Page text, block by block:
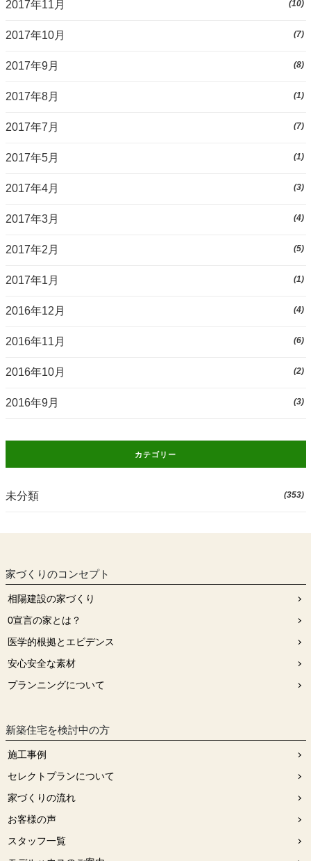
2017年11月 (10)
2017年10月 (7)
2017年9月 (8)
2017年8月 (1)
2017年7月 (7)
2017年5月 (1)
2017年4月 (3)
2017年3月 (4)
2017年2月 (5)
2017年1月 (1)
2016年12月 (4)
2016年11月 (6)
2016年10月 (2)
2016年9月 (3)
カテゴリー
未分類 (353)
家づくりのコンセプト
相陽建設の家づくり
0宣⾔の家とは？
医学的根拠とエビデンス
安⼼安全な素材
プランニングについて
新築住宅を検討中の方
施工事例
セレクトプランについて
家づくりの流れ
お客様の声
スタッフ⼀覧